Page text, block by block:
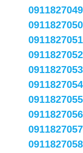
0911827049
0911827050
0911827051
0911827052
0911827053
0911827054
0911827055
0911827056
0911827057
0911827058